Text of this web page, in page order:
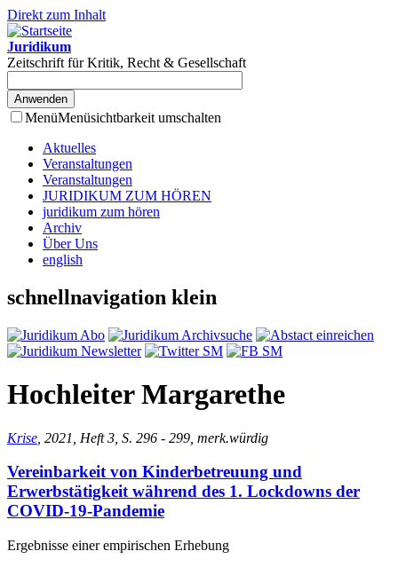
Direkt zum Inhalt
Juridikum
Zeitschrift für Kritik, Recht & Gesellschaft
MenüMenüsichtbarkeit umschalten
Aktuelles
Veranstaltungen
Veranstaltungen
JURIDIKUM ZUM HÖREN
juridikum zum hören
Archiv
Über Uns
english
schnellnavigation klein
Hochleiter Margarethe
Krise , 2021, Heft 3, S. 296 - 299, merk.würdig
Vereinbarkeit von Kinderbetreuung und
Erwerbstätigkeit während des 1. Lockdowns der
COVID-19-Pandemie
Ergebnisse einer empirischen Erhebung